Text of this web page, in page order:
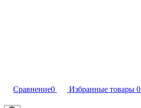
Сравнение0 Избранные товары 0